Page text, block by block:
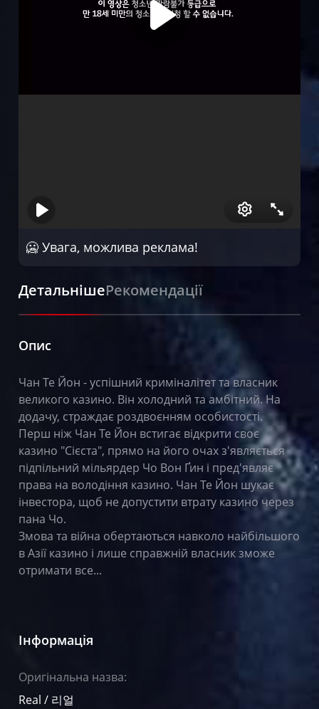
🥶 Увага, можлива реклама!
ДетальнішеРекомендації
Опис
Чан Те Йон - успішний криміналітет та власник
великого казино. Він холодний та амбітний. На
додачу, страждає роздвоєнням особистості.
Перш ніж Чан Те Йон встигає відкрити своє
казино "Сієста", прямо на його очах з'являється
підпільний мільярдер Чо Вон Ґин і пред'являє
права на володіння казино. Чан Те Йон шукає
інвестора, щоб не допустити втрату казино через
пана Чо.
Змова та війна обертаються навколо найбільшого
в Азії казино і лише справжній власник зможе
отримати все...
Інформація
Оригінальна назва:
Real / 리얼